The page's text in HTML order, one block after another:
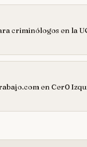
criminólogos en la
en Cer0